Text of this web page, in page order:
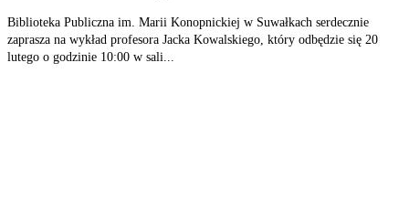
Biblioteka Publiczna im. Marii Konopnickiej w Suwałkach serdecznie
zaprasza na wykład profesora Jacka Kowalskiego, który odbędzie się 20
lutego o godzinie 10:00 w sali...